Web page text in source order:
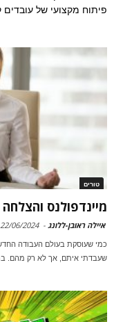
פיתוח מקצועי של עובדים
טורים
מיינדפולנס
איילה ראובן-ללונג -
22/06/2024
כמי שעוסקת בעולם העבודה
שעבדתי איתם, אך לא רק מהם.